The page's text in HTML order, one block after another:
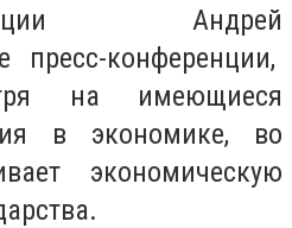
Андрей
конференции,
на имеющиеся
в экономике, во
экономическую